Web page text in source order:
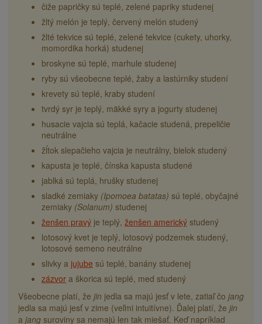
čiže papričky sú teplé, zelené papriky studenej
žltý melón je teplý, červený melón studený
žlté tekvice sú teplé, zelené tekvice (cukety, uhorky,
momordika horká) studenej
broskyne sú teplé, marhule studenej
ryby sú všeobecne teplé, žaby a lastúrniky studení
krevety sú teplé, kraby studení
tvrdý syr je teplý, mäkké syry a jogurty studenej
husacie vajcia sú teplá, kačacie studená, prepeličie
neutrálne
žĺtok slepačieho vajcia je neutrálny, bielok studený
kapusta je teplé, čínska kapusta studené
jablká sú teplá, hrušky studenej
sladké zemiaky (Ipomoea batatas) sú teplé, obyčajné
zemiaky (Solanum) studenej
ženšen pravý je teplý, ženšen americký studený
lotosový kvet je teplý, lotosový podzemek studený,
lotosové semeno neutrálne
slivky a jujube sú teplé, banány studenej
zázvor a škorica sú teplé, med studený
Všeobecne platí, že jin jedla sa majú jesť v lete, zatiaľ čo jang
jedla sa majú jesť v zime (veľmi intuitívne). Ďalej platí, že jin
a jang suroviny sa nemajú len tak miešať. Keď napríklad